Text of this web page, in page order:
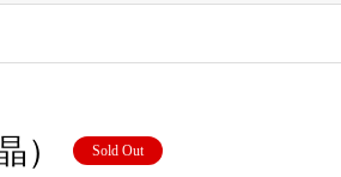
） Sold Out